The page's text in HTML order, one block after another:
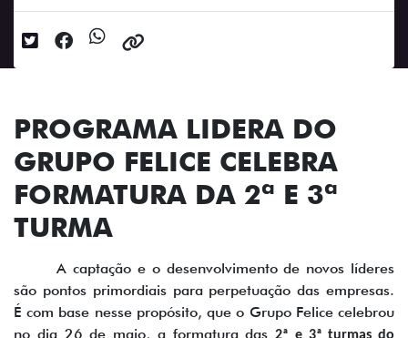
PROGRAMA LIDERA DO
GRUPO FELICE CELEBRA
FORMATURA DA 2ª E 3ª
TURMA
A captação e o desenvolvimento de novos líderes
são pontos primordiais para perpetuação das empresas.
É com base nesse propósito, que o Grupo Felice celebrou
no dia 26 de maio, a formatura das